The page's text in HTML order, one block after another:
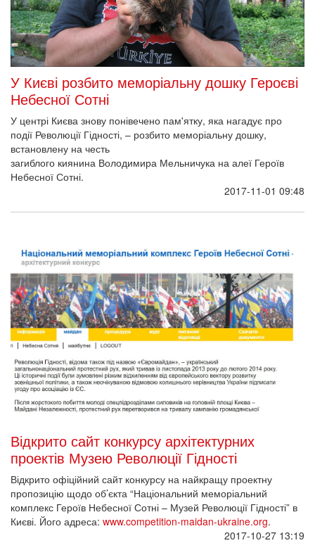
У Києві розбито меморіальну дошку Героєві
Небесної Сотні
У центрі Києва знову понівечено пам'ятку, яка нагадує про
події Революції Гідності, – розбито меморіальну дошку,
встановлену на честь
загиблого киянина Володимира Мельничука на алеї Героїв
Небесної Сотні.
2017-11-01 09:48
Відкрито сайт конкурсу архітектурних
проектів Музею Революції Гідності
Відкрито офіційний сайт конкурсу на найкращу проектну
пропозицію щодо об’єкта “Національний меморіальний
комплекс Героїв Небесної Сотні – Музей Революції Гідності” в
Києві. Його адреса: www.competition-maidan-ukraine.org.
2017-10-27 13:19